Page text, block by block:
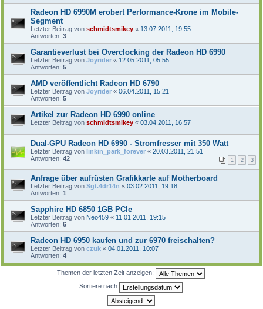
Radeon HD 6990M erobert Performance-Krone im Mobile-
Segment
Letzter Beitrag von schmidtsmikey « 13.07.2011, 19:55
Antworten: 3
Garantieverlust bei Overclocking der Radeon HD 6990
Letzter Beitrag von Joyrider « 12.05.2011, 05:55
Antworten: 5
AMD veröffentlicht Radeon HD 6790
Letzter Beitrag von Joyrider « 06.04.2011, 15:21
Antworten: 5
Artikel zur Radeon HD 6990 online
Letzter Beitrag von schmidtsmikey « 03.04.2011, 16:57
Dual-GPU Radeon HD 6990 - Stromfresser mit 350 Watt
Letzter Beitrag von linkin_park_forever « 20.03.2011, 21:51
Antworten: 42 1 2 3
Anfrage über aufrüsten Grafikkarte auf Motherboard
Letzter Beitrag von Sgt.4dr14n « 03.02.2011, 19:18
Antworten: 1
Sapphire HD 6850 1GB PCIe
Letzter Beitrag von Neo459 « 11.01.2011, 19:15
Antworten: 6
Radeon HD 6950 kaufen und zur 6970 freischalten?
Letzter Beitrag von czuk « 04.01.2011, 10:07
Antworten: 4
Themen der letzten Zeit anzeigen:
Sortiere nach